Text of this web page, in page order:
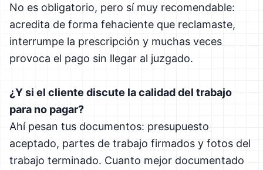
No es obligatorio, pero sí muy recomendable:
acredita de forma fehaciente que reclamaste,
interrumpe la prescripción y muchas veces
provoca el pago sin llegar al juzgado.
¿Y si el cliente discute la calidad del trabajo
para no pagar?
Ahí pesan tus documentos: presupuesto
aceptado, partes de trabajo firmados y fotos del
trabajo terminado. Cuanto mejor documentado